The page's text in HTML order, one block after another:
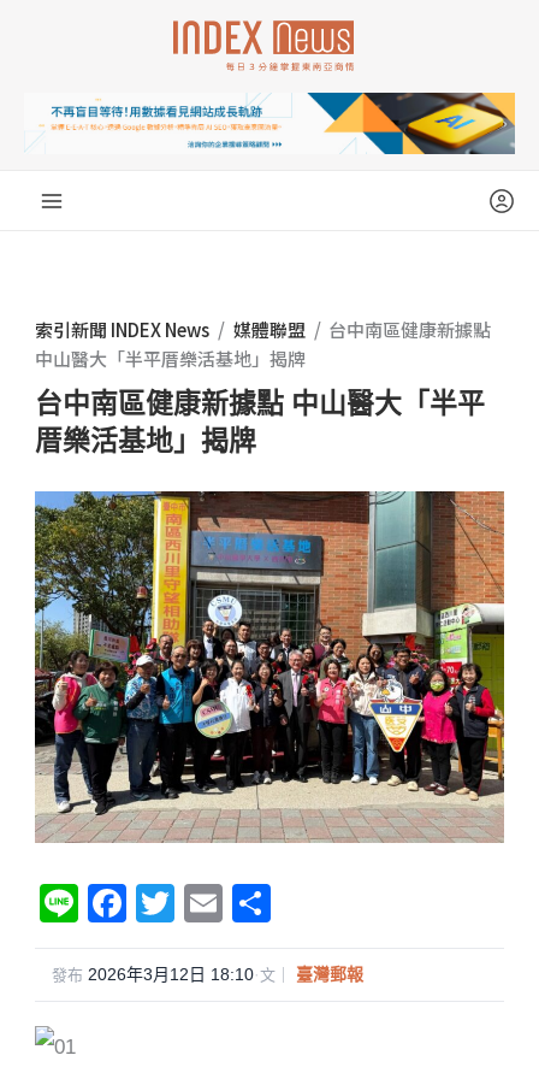
索引新聞 INDEX News / 媒體聯盟 / 台中南區健康新據點
中山醫大「半平厝樂活基地」揭牌
台中南區健康新據點 中山醫大「半平
厝樂活基地」揭牌
Li
n
e
F
a
c
T
wi
tt
E
m
ail
享
發布 2026年3月12日 18:10·文｜ 臺灣郵報